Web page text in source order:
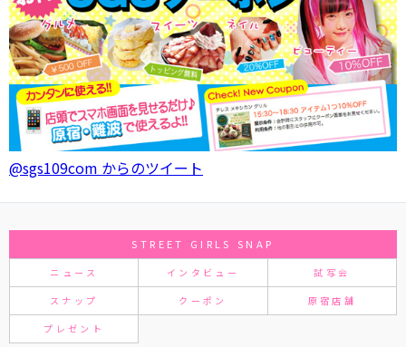
@sgs109com からのツイート
STREET GIRLS SNAP
ニュース インタビュー 試写会
スナップ クーポン 原宿店舗
プレゼント